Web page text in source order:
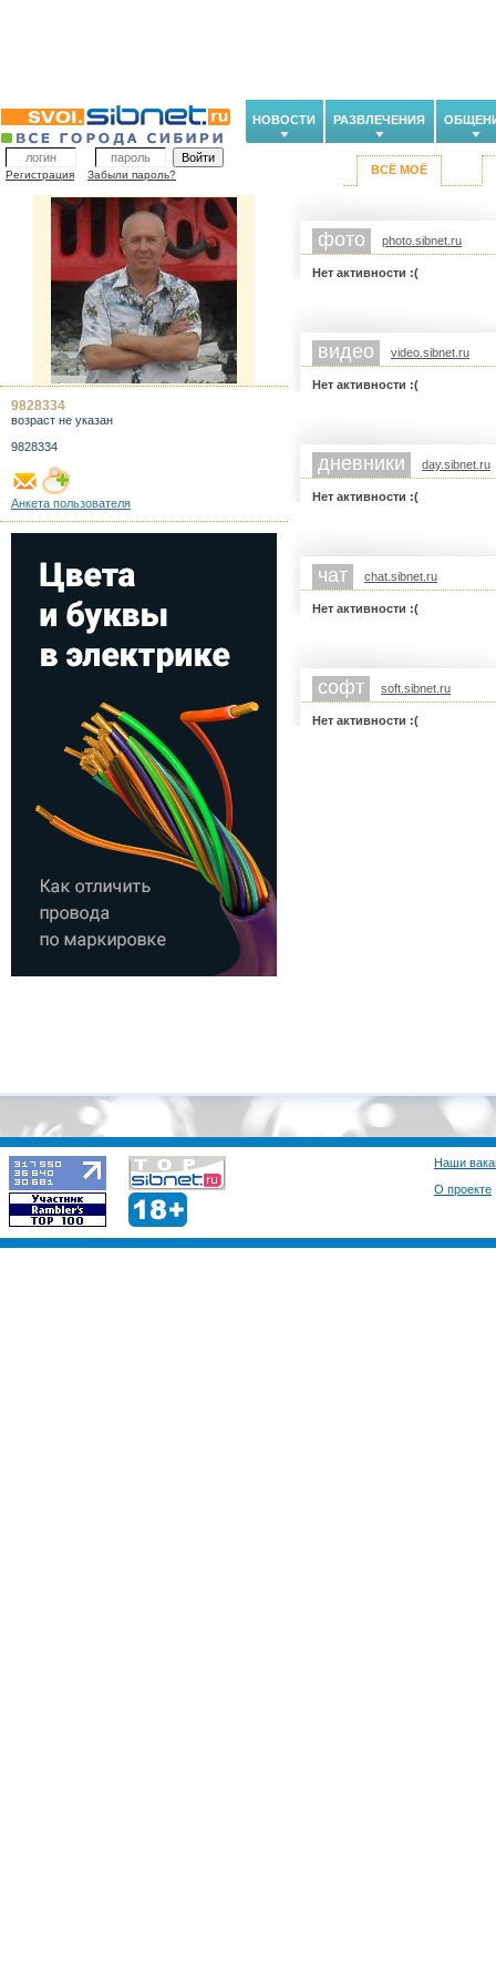
НОВОСТИ РАЗВЛЕЧЕНИЯ
Регистрация Забыли пароль? ВСЁ МОЁ
фото photo.sibnet.ru
Нет активности :(
видео video.sibnet.ru
Нет активности :(
дневники day.sibnet.ru
Нет активности :(
чат chat.sibnet.ru
Нет активности :(
софт soft.sibnet.ru
Нет активности :(
9828334
возраст не указан
9828334
Анкета пользователя
Наши
О проекте